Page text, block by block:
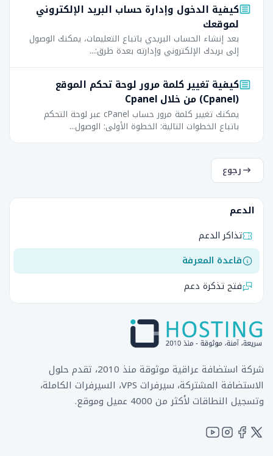
كيفية الدخول وإدارة حساب البريد الإلكتروني
لموقعك
بعد إنشاء الحساب البريدي باتباع التعليمات، يمكنك الوصول
إلى بريدك الإلكتروني وإدارته بعدة طرق:...
كیفیة تغییر كلمة مرور لوحة تحكم الموقع
(Cpanel) من خلال Cpanel
يمكنك تغيير كلمة مرور حساب cPanel عبر لوحة التحكم
باتباع الخطوات التالية: الخطوة الأولى: الوصول...
رجوع
الدعم
تذاكر الدعم
قاعدة المعرفة
فتح تذكرة دعم
شركة استضافة عراقية موثوقة منذ 2010، تقدم حلول
الاستضافة المشتركة، سيرفرات VPS، السيرفرات الكاملة،
وتسجيل النطاقات لأكثر من 4000 عميل وموقع.